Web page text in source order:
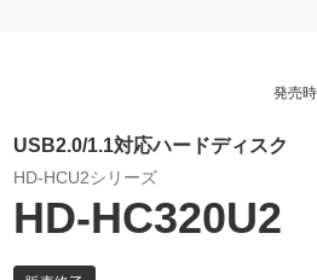
発売
USB2.0/1.1対応ハードディスク
HD-HCU2シリーズ
HD-HC320U2